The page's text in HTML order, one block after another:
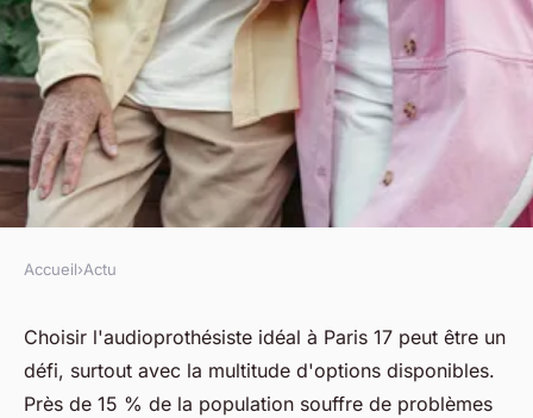
Trouver l'audioprothésiste
idéal à paris 17 pour vous
Accueil›Actu
Choisir l'audioprothésiste idéal à Paris 17 peut être un
défi, surtout avec la multitude d'options disponibles.
Près de 15 % de la population souffre de problèmes